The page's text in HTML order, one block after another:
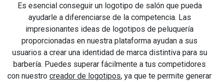
Es esencial conseguir un logotipo de salón que pueda
ayudarle a diferenciarse de la competencia. Las
impresionantes ideas de logotipos de peluquería
proporcionadas en nuestra plataforma ayudan a sus
usuarios a crear una identidad de marca distintiva para su
barbería. Puedes superar fácilmente a tus competidores
con nuestro creador de logotipos, ya que te permite generar